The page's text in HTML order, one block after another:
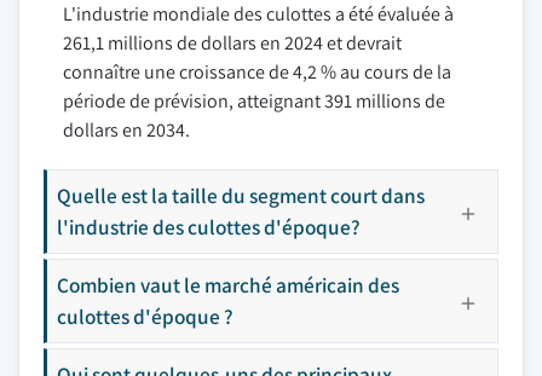
L'industrie mondiale des culottes a été évaluée à
261,1 millions de dollars en 2024 et devrait
connaître une croissance de 4,2 % au cours de la
période de prévision, atteignant 391 millions de
dollars en 2034.
Quelle est la taille du segment court dans
l'industrie des culottes d'époque?
Combien vaut le marché américain des
culottes d'époque ?